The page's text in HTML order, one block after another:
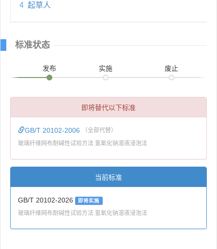
4 起草人
标准状态
发布 实施 废止
即将替代以下标准
GB/T 20102-2006 （全部代替）
玻璃纤维网布耐碱性试验方法 氢氧化钠溶液浸泡法
当前标准
GB/T 20102-2026 即将实施
玻璃纤维网布耐碱性试验方法 氢氧化钠溶液浸泡法